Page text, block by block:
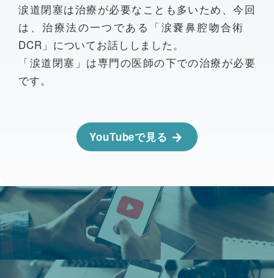
涙道閉塞は治療が必要なことも多いため、今回
は、治療法の一つである「涙嚢鼻腔吻合術
DCR」についてお話ししました。
「涙道閉塞」は専門の医師の下での治療が必要
です。
YouTubeで見る